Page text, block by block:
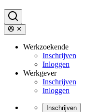
Werkzoekende
Inschrijven
Inloggen
Werkgever
Inschrijven
Inloggen
Inschrijven